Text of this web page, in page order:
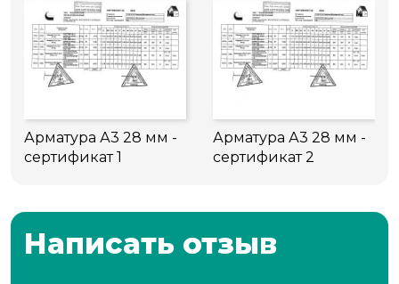
Арматура А3 28 мм -
сертификат 1
Арматура А3 28 мм -
сертификат 2
Написать отзыв